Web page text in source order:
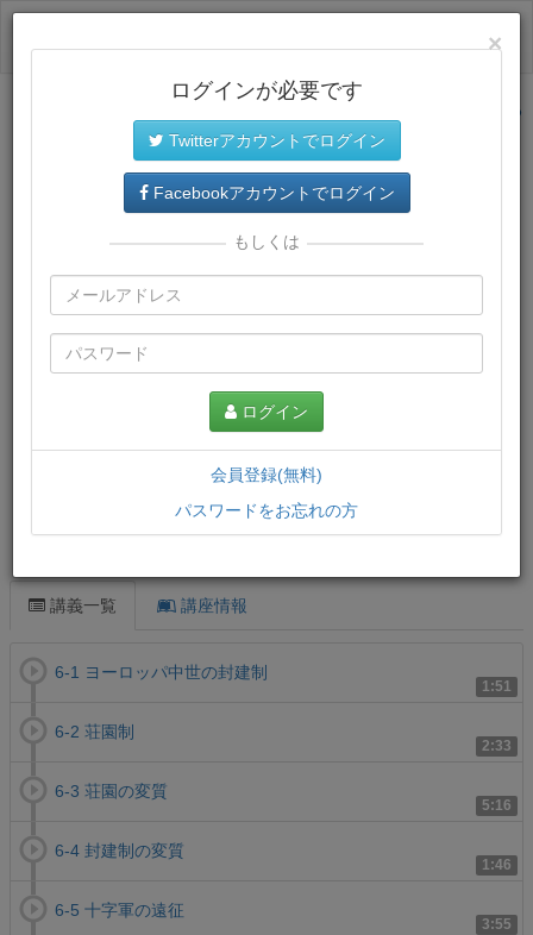
サイトトップに戻る
プレミアム会員では、教材がダウンロードでき、快適な動画
再生環境が提供されます。
講義一覧 講座情報
1:51
6-1 ヨーロッパ中世の封建制
2:33
6-2 荘園制
5:16
6-3 荘園の変質
1:46
6-4 封建制の変質
3:55
6-5 十字軍の遠征
×
ログインが必要です
Twitterアカウントでログイン
Facebookアカウントでログイン
もしくは
ログイン
会員登録(無料)
パスワードをお忘れの方